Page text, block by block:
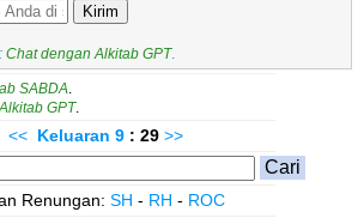
Kirim
Chat dengan Alkitab GPT.
SABDA
Alkitab GPT.
<< Keluaran 9 : 29 >>
Renungan: SH - RH - ROC